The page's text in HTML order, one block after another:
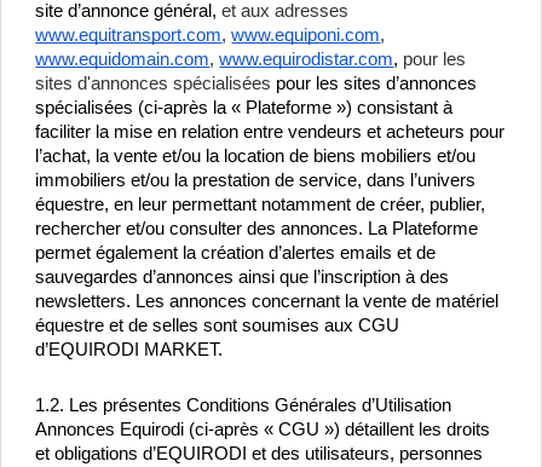
site d’annonce général, et aux adresses
www.equitransport.com, www.equiponi.com,
www.equidomain.com, www.equirodistar.com, pour les
sites d'annonces spécialisées pour les sites d’annonces
spécialisées (ci-après la « Plateforme ») consistant à
faciliter la mise en relation entre vendeurs et acheteurs pour
l’achat, la vente et/ou la location de biens mobiliers et/ou
immobiliers et/ou la prestation de service, dans l’univers
équestre, en leur permettant notamment de créer, publier,
rechercher et/ou consulter des annonces. La Plateforme
permet également la création d’alertes emails et de
sauvegardes d’annonces ainsi que l’inscription à des
newsletters. Les annonces concernant la vente de matériel
équestre et de selles sont soumises aux CGU
d’EQUIRODI MARKET.
1.2. Les présentes Conditions Générales d’Utilisation
Annonces Equirodi (ci-après « CGU ») détaillent les droits
et obligations d’EQUIRODI et des utilisateurs, personnes